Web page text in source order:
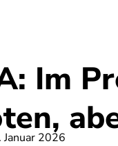
Im
Januar 2026